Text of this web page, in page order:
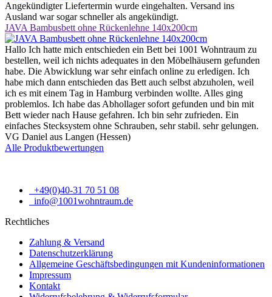
Angekündigter Liefertermin wurde eingehalten. Versand ins
Ausland war sogar schneller als angekündigt.
JAVA Bambusbett ohne Rückenlehne 140x200cm
Hallo Ich hatte mich entschieden ein Bett bei 1001 Wohntraum zu
bestellen, weil ich nichts adequates in den Möbelhäusern gefunden
habe. Die Abwicklung war sehr einfach online zu erledigen. Ich
habe mich dann entschieden das Bett auch selbst abzuholen, weil
ich es mit einem Tag in Hamburg verbinden wollte. Alles ging
problemlos. Ich habe das Abhollager sofort gefunden und bin mit
Bett wieder nach Hause gefahren. Ich bin sehr zufrieden. Ein
einfaches Stecksystem ohne Schrauben, sehr stabil. sehr gelungen.
VG Daniel aus Langen (Hessen)
Alle Produktbewertungen
+49(0)40-31 70 51 08
info@1001wohntraum.de
Rechtliches
Zahlung & Versand
Datenschutzerklärung
Allgemeine Geschäftsbedingungen mit Kundeninformationen
Impressum
Kontakt